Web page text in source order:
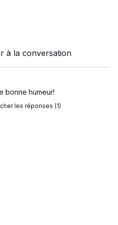
à la conversation
bonne humeur!
les réponses (1)